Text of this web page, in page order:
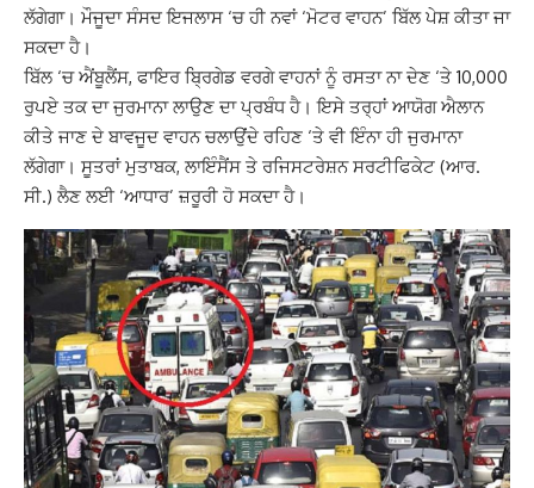
ਲੱਗੇਗਾ। ਮੌਜੂਦਾ ਸੰਸਦ ਇਜਲਾਸ ‘ਚ ਹੀ ਨਵਾਂ ‘ਮੋਟਰ ਵਾਹਨ’ ਬਿੱਲ ਪੇਸ਼ ਕੀਤਾ ਜਾ
ਸਕਦਾ ਹੈ।
ਬਿੱਲ ‘ਚ ਐਂਬੂਲੈਂਸ, ਫਾਇਰ ਬ੍ਰਿਗੇਡ ਵਰਗੇ ਵਾਹਨਾਂ ਨੂੰ ਰਸਤਾ ਨਾ ਦੇਣ ‘ਤੇ 10,000
ਰੁਪਏ ਤਕ ਦਾ ਜੁਰਮਾਨਾ ਲਾਉਣ ਦਾ ਪ੍ਰਬੰਧ ਹੈ। ਇਸੇ ਤਰ੍ਹਾਂ ਆਯੋਗ ਐਲਾਨ
ਕੀਤੇ ਜਾਣ ਦੇ ਬਾਵਜੂਦ ਵਾਹਨ ਚਲਾਉਂਦੇ ਰਹਿਣ ‘ਤੇ ਵੀ ਇੰਨਾ ਹੀ ਜੁਰਮਾਨਾ
ਲੱਗੇਗਾ। ਸੂਤਰਾਂ ਮੁਤਾਬਕ, ਲਾਇੰਸੈਂਸ ਤੇ ਰਜਿਸਟਰੇਸ਼ਨ ਸਰਟੀਫਿਕੇਟ (ਆਰ.
ਸੀ.) ਲੈਣ ਲਈ ‘ਆਧਾਰ’ ਜ਼ਰੂਰੀ ਹੋ ਸਕਦਾ ਹੈ।